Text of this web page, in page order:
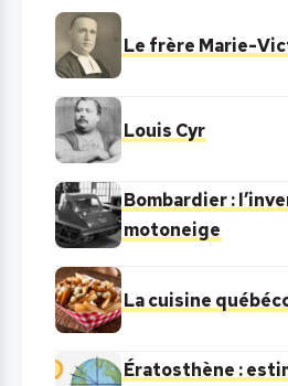
Le frère Marie-
Louis Cyr
Bombardier :
motoneige
La cuisine
Ératosthène :